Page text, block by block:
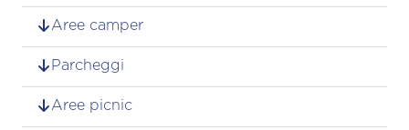
Aree camper
Parcheggi
Aree picnic